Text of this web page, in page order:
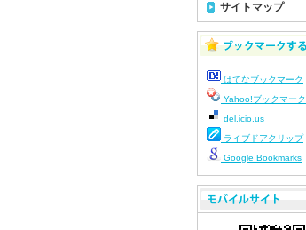
サイトマップ
はてなブックマーク
Yahoo!ブックマーク
del.icio.us
ライブドアクリップ
Google Bookmarks